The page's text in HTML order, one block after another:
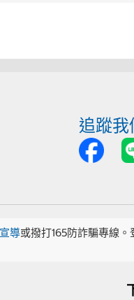
追蹤我
導或撥打165防詐騙專線